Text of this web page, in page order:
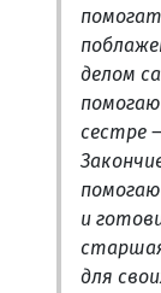
делом
сестре
и
для